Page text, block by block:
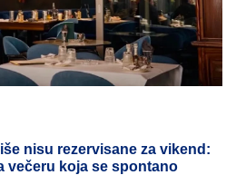
nisu rezervisane za vikend:
večeru koja se spontano